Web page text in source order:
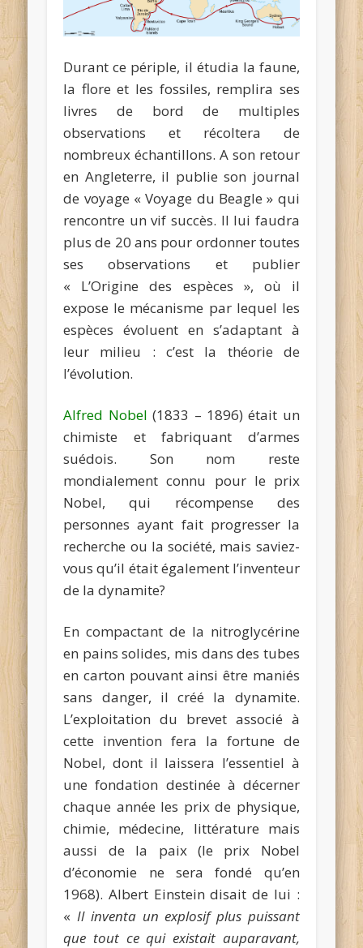
Durant ce périple, il étudia la faune,
la flore et les fossiles, remplira ses
livres de bord de multiples
observations et récoltera de
nombreux échantillons. A son retour
en Angleterre, il publie son journal
de voyage « Voyage du Beagle » qui
rencontre un vif succès. Il lui faudra
plus de 20 ans pour ordonner toutes
ses observations et publier
« L’Origine des espèces », où il
expose le mécanisme par lequel les
espèces évoluent en s’adaptant à
leur milieu : c’est la théorie de
l’évolution.
Alfred Nobel (1833 – 1896) était un
chimiste et fabriquant d’armes
suédois. Son nom reste
mondialement connu pour le prix
Nobel, qui récompense des
personnes ayant fait progresser la
recherche ou la société, mais saviez-
vous qu’il était également l’inventeur
de la dynamite?
En compactant de la nitroglycérine
en pains solides, mis dans des tubes
en carton pouvant ainsi être maniés
sans danger, il créé la dynamite.
L’exploitation du brevet associé à
cette invention fera la fortune de
Nobel, dont il laissera l’essentiel à
une fondation destinée à décerner
chaque année les prix de physique,
chimie, médecine, littérature mais
aussi de la paix (le prix Nobel
d’économie ne sera fondé qu’en
1968). Albert Einstein disait de lui :
« Il inventa un explosif plus puissant
que tout ce qui existait auparavant,